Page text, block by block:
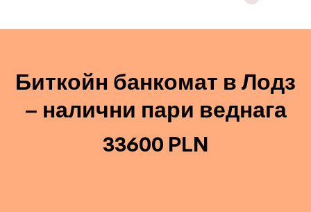
Биткойн банкомат в Лодз
– налични пари веднага
33600 PLN